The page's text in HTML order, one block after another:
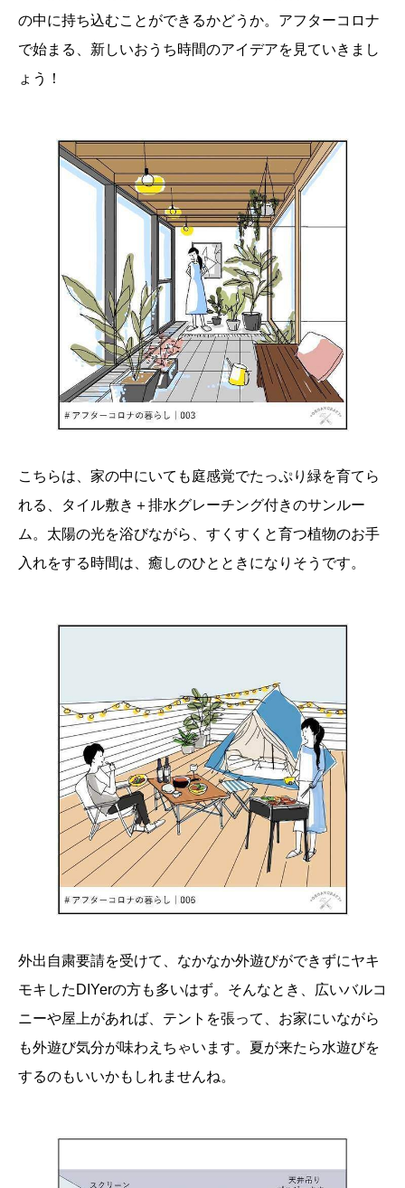
の中に持ち込むことができるかどうか。アフターコロナ
で始まる、新しいおうち時間のアイデアを見ていきまし
ょう！
こちらは、家の中にいても庭感覚でたっぷり緑を育てら
れる、 タイル敷き＋排水グレーチング付きのサンルー
ム 。太陽の光を浴びながら、すくすくと育つ植物のお手
入れをする時間は、癒しのひとときになりそうです。
外出自粛要請を受けて、なかなか外遊びができずにヤキ
モキしたDIYerの方も多いはず。そんなとき、広いバルコ
ニーや屋上があれば、テントを張って、お家にいながら
も外遊び気分が味わえちゃいます。夏が来たら水遊びを
するのもいいかもしれませんね。